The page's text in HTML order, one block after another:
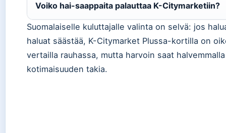
Voiko hai-saappaita palauttaa K-Citymarketiin?
Suomalaiselle kuluttajalle valinta on selvä: jos
haluat säästää, K-Citymarket Plussa-kortilla on
vertailla rauhassa, mutta harvoin saat
kotimaisuuden takia.